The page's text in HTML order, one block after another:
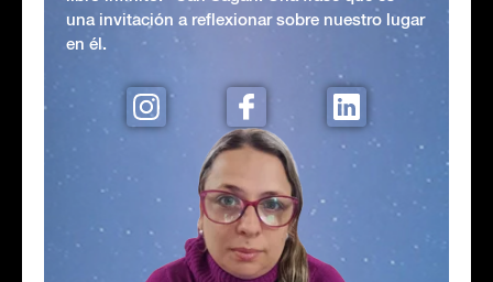
una invitación a reflexionar sobre nuestro lugar
en él.